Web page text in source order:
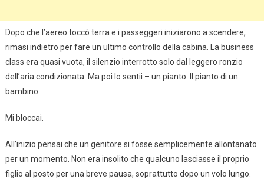
Dopo che l’aereo toccò terra e i passeggeri iniziarono a scendere,
rimasi indietro per fare un ultimo controllo della cabina. La business
class era quasi vuota, il silenzio interrotto solo dal leggero ronzio
dell’aria condizionata. Ma poi lo sentii – un pianto. Il pianto di un
bambino.
Mi bloccai.
All’inizio pensai che un genitore si fosse semplicemente allontanato
per un momento. Non era insolito che qualcuno lasciasse il proprio
figlio al posto per una breve pausa, soprattutto dopo un volo lungo.